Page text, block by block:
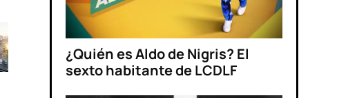
¿Quién es Aldo de Nigris? El
sexto habitante de LCDLF